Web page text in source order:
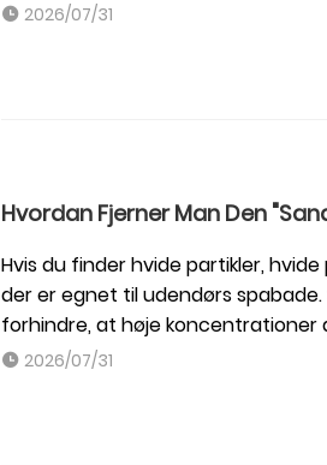
2026/07/31
Hvordan Fjerner Man Den
Hvis du finder hvide partikler,
der er egnet til udendørs
forhindre, at høje koncentrationer
2026/07/31